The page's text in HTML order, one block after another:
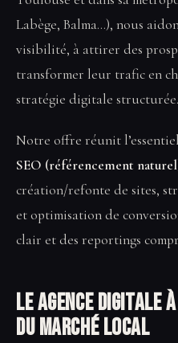
Labège, Balma…), nous
visibilité, à attirer des
transformer leur trafic en
stratégie digitale structurée.
Notre offre réunit
SEO (référencement
création/refonte de sites,
et optimisation de
clair et des reportings
Le Agence digitale
du marché local